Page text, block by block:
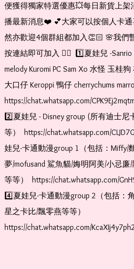
便獲得獨家特選優惠💥每日新貨上架
播最新消息❤️ 💕大家可以按個人卡
然亦歡迎4個群組都加入👏🏻 🌸我們
按連結即可加入 👇🏻  1️⃣夏娃兒 -
melody Kuromi PC Sam Xo 水怪 玉桂
大口仔 Keroppi 鴨仔 cherrychums
https://chat.whatsapp.com/
2️⃣夏娃兒 - Disney group (所有迪士尼
等）  https://chat.whatsapp.com/
娃兒-卡通動漫group 1（包括：Miffy/
夢/mofusand 鯊魚貓/娒明阿美/小忌廉
等等）  https://chat.whatsapp.com/
4️⃣夏娃兒-卡通動漫group 2（包括：
星之卡比/飄零燕等等）
https://chat.whatsapp.com/